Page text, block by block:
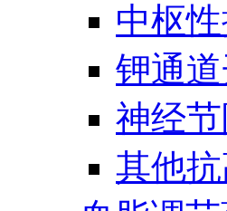
中枢
钾通
神经
其他